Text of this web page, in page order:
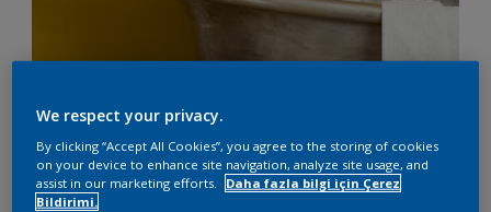
Penceresiz banyoyu
aydınlatın
We respect your privacy.
By clicking “Accept All Cookies”, you agree to the storing of cookies
on your device to enhance site navigation, analyze site usage, and
assist in our marketing efforts.
Daha fazla bilgi için Çerez
Bildirimi.